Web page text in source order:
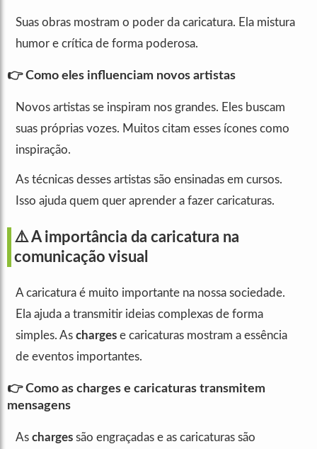
Suas obras mostram o poder da caricatura. Ela mistura
humor e crítica de forma poderosa.
👉 Como eles influenciam novos artistas
Novos artistas se inspiram nos grandes. Eles buscam
suas próprias vozes. Muitos citam esses ícones como
inspiração.
As técnicas desses artistas são ensinadas em cursos.
Isso ajuda quem quer aprender a fazer caricaturas.
⚠️ A importância da caricatura na
comunicação visual
A caricatura é muito importante na nossa sociedade.
Ela ajuda a transmitir ideias complexas de forma
simples. As charges e caricaturas mostram a essência
de eventos importantes.
👉 Como as charges e caricaturas transmitem
mensagens
As charges são engraçadas e as caricaturas são